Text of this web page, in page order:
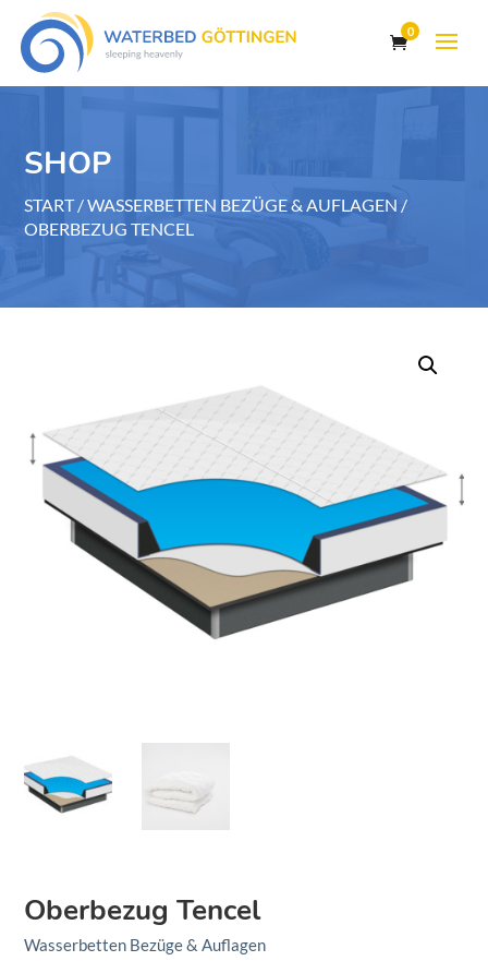
0
SHOP
START/WASSERBETTEN BEZÜGE & AUFLAGEN /
OBERBEZUG TENCEL
Oberbezug Tencel
Wasserbetten Bezüge & Auflagen